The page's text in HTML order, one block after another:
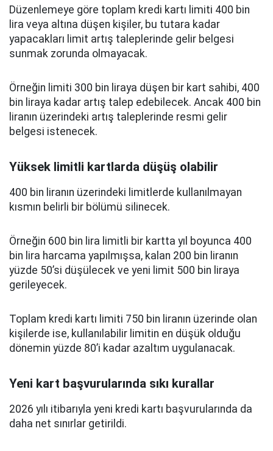
Düzenlemeye göre toplam kredi kartı limiti 400 bin
lira veya altına düşen kişiler, bu tutara kadar
yapacakları limit artış taleplerinde gelir belgesi
sunmak zorunda olmayacak.
Örneğin limiti 300 bin liraya düşen bir kart sahibi, 400
bin liraya kadar artış talep edebilecek. Ancak 400 bin
liranın üzerindeki artış taleplerinde resmi gelir
belgesi istenecek.
Yüksek limitli kartlarda düşüş olabilir
400 bin liranın üzerindeki limitlerde kullanılmayan
kısmın belirli bir bölümü silinecek.
Örneğin 600 bin lira limitli bir kartta yıl boyunca 400
bin lira harcama yapılmışsa, kalan 200 bin liranın
yüzde 50’si düşülecek ve yeni limit 500 bin liraya
gerileyecek.
Toplam kredi kartı limiti 750 bin liranın üzerinde olan
kişilerde ise, kullanılabilir limitin en düşük olduğu
dönemin yüzde 80’i kadar azaltım uygulanacak.
Yeni kart başvurularında sıkı kurallar
2026 yılı itibarıyla yeni kredi kartı başvurularında da
daha net sınırlar getirildi.